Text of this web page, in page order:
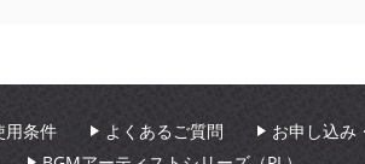
用条件 よくあるご質問
お申し込み